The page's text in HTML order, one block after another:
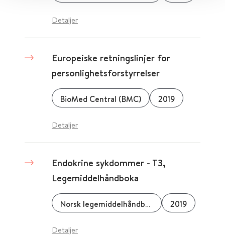
Detaljer
Europeiske retningslinjer for
personlighetsforstyrrelser
BioMed Central (BMC) 2019
Detaljer
Endokrine sykdommer - T3,
Legemiddelhåndboka
Norsk legemiddelhåndbok 2019
Detaljer